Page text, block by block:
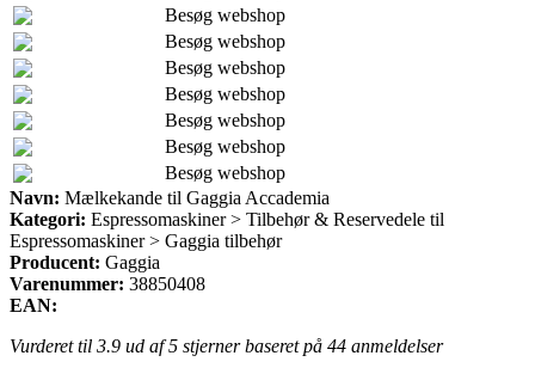
Besøg webshop
Besøg webshop
Besøg webshop
Besøg webshop
Besøg webshop
Besøg webshop
Besøg webshop
Navn: Mælkekande til Gaggia Accademia
Kategori: Espressomaskiner > Tilbehør & Reservedele til
Espressomaskiner > Gaggia tilbehør
Producent: Gaggia
Varenummer: 38850408
EAN:
Vurderet til 3.9 ud af 5 stjerner baseret på 44 anmeldelser